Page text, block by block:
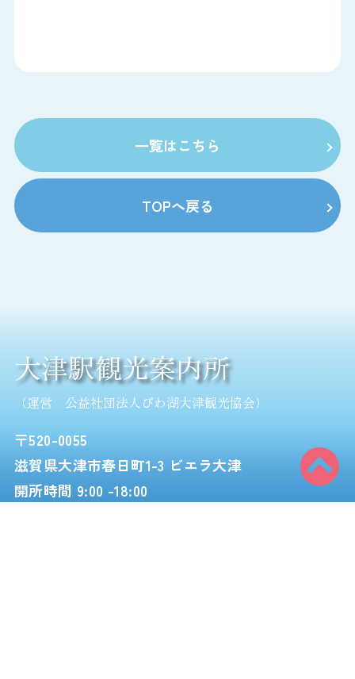
一覧はこちら
TOPへ戻る
大津駅観光案内所
（運営 公益社団法人びわ湖大津観光協会）
〒520-0055
滋賀県大津市春日町1-3 ビエラ大津
開所時間 9:00 -18:00